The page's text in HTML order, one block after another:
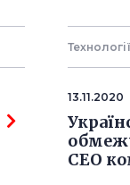
Технології
13.11.2020
СЕО